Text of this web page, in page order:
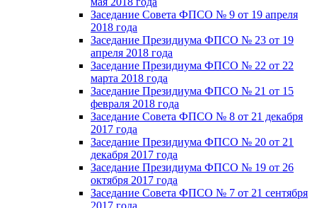
Заседание Совета ФПСО № 9 от 19 апреля
2018 года
Заседание Президиума ФПСО № 23 от 19
апреля 2018 года
Заседание Президиума ФПСО № 22 от 22
марта 2018 года
Заседание Президиума ФПСО № 21 от 15
февраля 2018 года
Заседание Совета ФПСО № 8 от 21 декабря
2017 года
Заседание Президиума ФПСО № 20 от 21
декабря 2017 года
Заседание Президиума ФПСО № 19 от 26
октября 2017 года
Заседание Совета ФПСО № 7 от 21 сентября
2017 года